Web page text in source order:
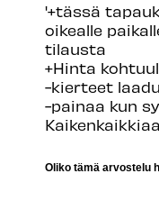
'+tässä
oikealle
tilausta
+Hinta
-kierteet
-painaa kun
Oliko tämä arvostelu